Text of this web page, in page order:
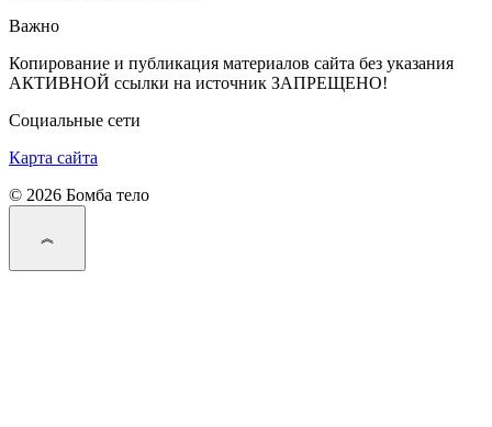
Важно
Копирование и публикация материалов сайта без указания
АКТИВНОЙ ссылки на источник ЗАПРЕЩЕНО!
Социальные сети
Карта сайта
© 2026 Бомба тело